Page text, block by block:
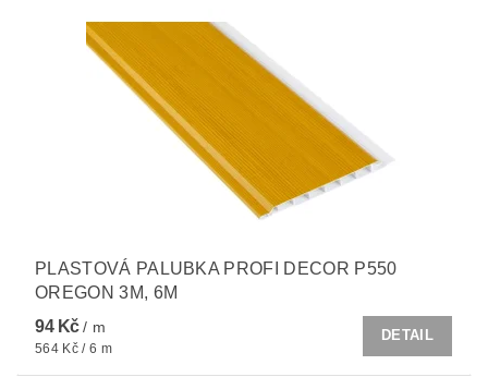
PLASTOVÁ PALUBKA PROFI DECOR P550
OREGON 3M, 6M
94 Kč/ m
564 Kč / 6 m
DETAIL